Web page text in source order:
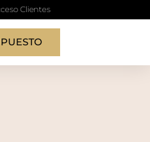
Clientes